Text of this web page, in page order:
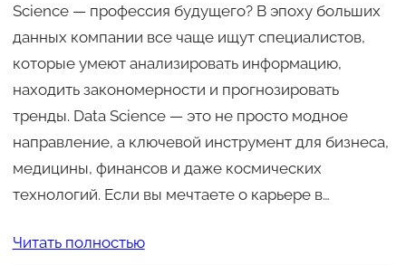
Science — профессия будущего? В эпоху больших
данных компании все чаще ищут специалистов,
которые умеют анализировать информацию,
находить закономерности и прогнозировать
тренды. Data Science — это не просто модное
направление, а ключевой инструмент для бизнеса,
медицины, финансов и даже космических
технологий. Если вы мечтаете о карьере в…
Читать полностью